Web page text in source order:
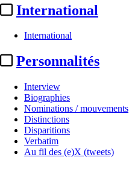
International
International
Personnalités
Interview
Biographies
Nominations / mouvements
Distinctions
Disparitions
Verbatim
Au fil des (e)X (tweets)